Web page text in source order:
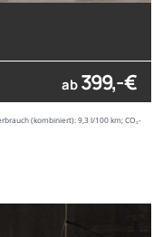
ab 399,- €
(kombiniert): 9,3 l/100 km; CO₂-